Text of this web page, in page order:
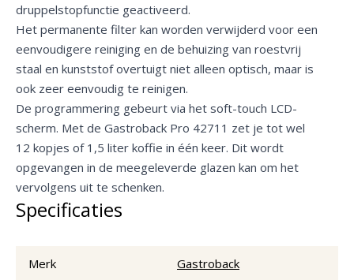
druppelstopfunctie geactiveerd.
Het permanente filter kan worden verwijderd voor een
eenvoudigere reiniging en de behuizing van roestvrij
staal en kunststof overtuigt niet alleen optisch, maar is
ook zeer eenvoudig te reinigen.
De programmering gebeurt via het soft-touch LCD-
scherm. Met de Gastroback Pro 42711 zet je tot wel
12 kopjes of 1,5 liter koffie in één keer. Dit wordt
opgevangen in de meegeleverde glazen kan om het
vervolgens uit te schenken.
Specificaties
Merk Gastroback